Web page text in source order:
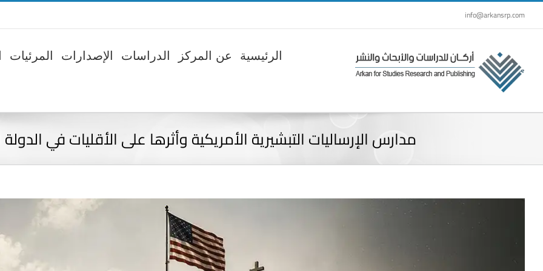
Skip
to
info@arkansrp.com
الرئيسية عن المركز الدراسات الإصدارات المرئيات
مدارس الإرساليات التبشيرية الأمريكية وأثرها على الأقليات في